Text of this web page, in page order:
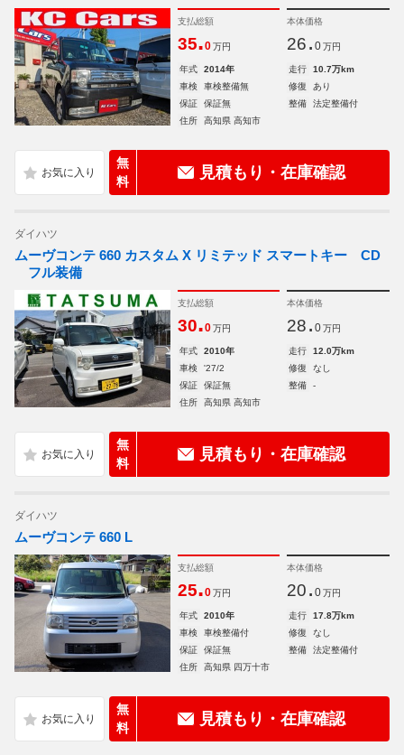
支払総額
35.0 万円
本体価格
26. 0 万円
年式 2014年 走行
10.7万km
車検
車検整備無 修復
あり
保証
保証無 整備
法定整備付
住所
高知県 高知市
無
料
見積もり・在庫確認
ダイハツ
ムーヴコンテ 660 カスタム X リミテッド スマートキー CD
フル装備
支払総額
30.0 万円
本体価格
28. 0 万円
年式 2010年 走行
12.0万km
車検
'27/2 修復
なし
保証
保証無 整備
-
住所
高知県 高知市
無
料
見積もり・在庫確認
ダイハツ
ムーヴコンテ 660 L
支払総額
25.0 万円
本体価格
20. 0 万円
年式 2010年 走行
17.8万km
車検
車検整備付 修復
なし
保証
保証無 整備
法定整備付
住所
高知県 四万十市
無
料
見積もり・在庫確認